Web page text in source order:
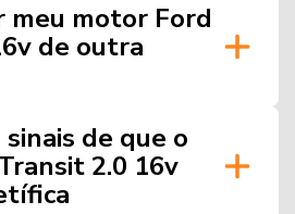
meu motor Ford
de outra
sinais de que o
2.0 16v